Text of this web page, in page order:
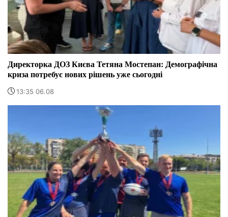
Директорка ДОЗ Києва Тетяна Мостепан: Демографічна
криза потребує нових рішень уже сьогодні
13:35 06.08